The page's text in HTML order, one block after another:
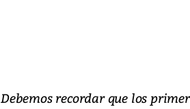
Debemos recordar que los